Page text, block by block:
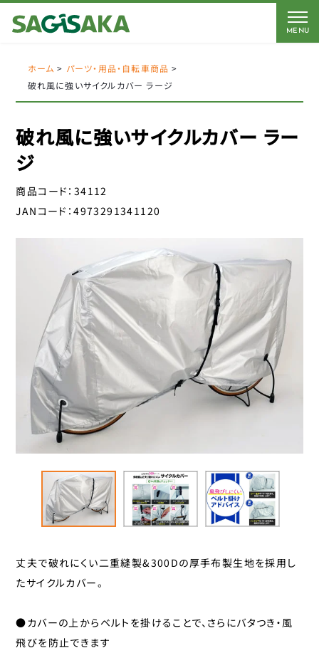
MENU
CATEGORY
自転車
電動アシスト車パーツ
サドルパーツ
スタンド
キャリヤ
ヘルメット
ハンドルパーツ
スポーツ小物
サイクルグッズ
カバー
カゴ
BRAND
FORCE
AMERICAN EAGLE
Coleman
YSD
アイデス
エール
オージーケーカブト
オージーケー技研
カナック企画
カミオジャパン
キャットアイ
こげーる
ゴリン
サギサカオリジナル
ジェントス
シマノ
ジョイパレット
センタン工業
ティーエス
パナソニックサイクルテック
BICYCLE
Coleman
AMERICAN EAGLE
サギサカオリジナル
ホーム > パーツ・用品・自転車商品 >
破れ風に強いサイクルカバー ラージ
破れ風に強いサイクルカバー ラー
ジ
商品コード： 34112
JANコード：4973291341120
丈夫で破れにくい二重縫製&300Dの厚手布製生地を採用し
たサイクルカバー。
●カバーの上からベルトを掛けることで、さらにバタつき・風
飛びを防止できます